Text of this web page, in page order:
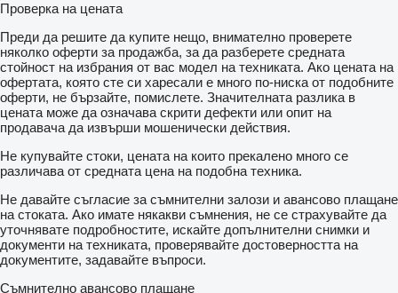
Проверка на цената
Преди да решите да купите нещо, внимателно проверете
няколко оферти за продажба, за да разберете средната
стойност на избрания от вас модел на техниката. Ако цената на
офертата, която сте си харесали е много по-ниска от подобните
оферти, не бързайте, помислете. Значителната разлика в
цената може да означава скрити дефекти или опит на
продавача да извърши мошенически действия.
Не купувайте стоки, цената на които прекалено много се
различава от средната цена на подобна техника.
Не давайте съгласие за съмнителни залози и авансово плащане
на стоката. Ако имате някакви съмнения, не се страхувайте да
уточнявате подробностите, искайте допълнителни снимки и
документи на техниката, проверявайте достоверността на
документите, задавайте въпроси.
Съмнително авансово плащане